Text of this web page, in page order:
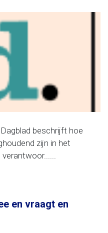
beschrijft hoe
zijn in het
en vraagt en